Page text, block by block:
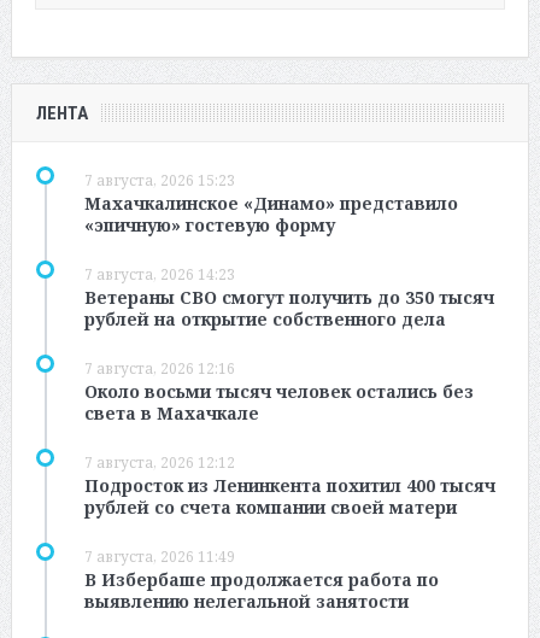
ЛЕНТА
7 августа, 2026 15:23
Махачкалинское «Динамо» представило
«эпичную» гостевую форму
7 августа, 2026 14:23
Ветераны СВО смогут получить до 350 тысяч
рублей на открытие собственного дела
7 августа, 2026 12:16
Около восьми тысяч человек остались без
света в Махачкале
7 августа, 2026 12:12
Подросток из Ленинкента похитил 400 тысяч
рублей со счета компании своей матери
7 августа, 2026 11:49
В Избербаше продолжается работа по
выявлению нелегальной занятости